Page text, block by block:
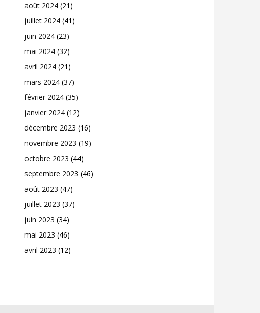
août 2024 (21)
juillet 2024 (41)
juin 2024 (23)
mai 2024 (32)
avril 2024 (21)
mars 2024 (37)
février 2024 (35)
janvier 2024 (12)
décembre 2023 (16)
novembre 2023 (19)
octobre 2023 (44)
septembre 2023 (46)
août 2023 (47)
juillet 2023 (37)
juin 2023 (34)
mai 2023 (46)
avril 2023 (12)